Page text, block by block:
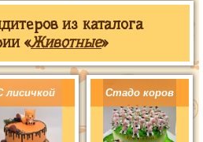
из каталога
«Животные»
лисичкой Стадо коров